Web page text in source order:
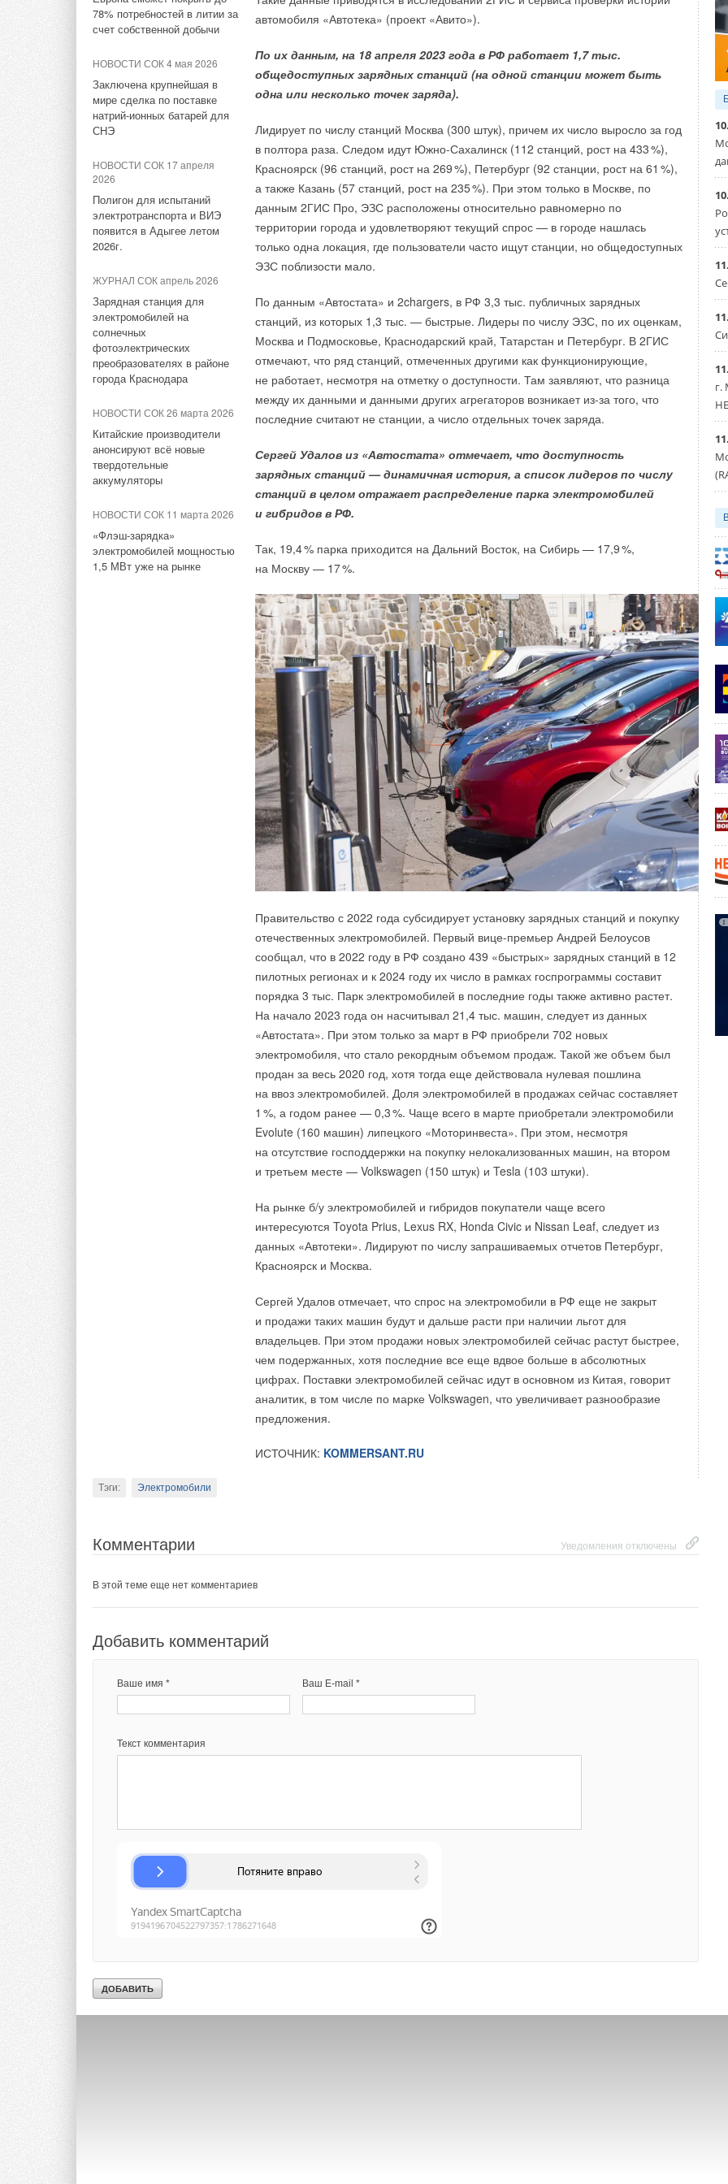
78% потребностей в литии за
счет собственной добычи
НОВОСТИ СОК 4 мая 2026
Заключена крупнейшая в
мире сделка по поставке
натрий-ионных батарей для
СНЭ
НОВОСТИ СОК 17 апреля
2026
Полигон для испытаний
электротранспорта и ВИЭ
появится в Адыгее летом
2026г.
ЖУРНАЛ СОК апрель 2026
Зарядная станция для
электромобилей на
солнечных
фотоэлектрических
преобразователях в районе
города Краснодара
НОВОСТИ СОК 26 марта 2026
Китайские производители
анонсируют всё новые
твердотельные
аккумуляторы
НОВОСТИ СОК 11 марта 2026
«Флэш-зарядка»
электромобилей мощностью
1,5 МВт уже на рынке
автомобиля «Автотека» (проект «Авито»).
По их данным, на 18 апреля 2023 года в РФ работает 1,7 тыс.
общедоступных зарядных станций (на одной станции может быть
одна или несколько точек заряда).
Лидирует по числу станций Москва (300 штук), причем их число выросло за год
в полтора раза. Следом идут Южно-Сахалинск (112 станций, рост на 433%),
Красноярск (96 станций, рост на 269%), Петербург (92 станции, рост на 61%),
а также Казань (57 станций, рост на 235%). При этом только в Москве, по
данным 2ГИС Про, ЭЗС расположены относительно равномерно по
территории города и удовлетворяют текущий спрос — в городе нашлась
только одна локация, где пользователи часто ищут станции, но общедоступных
ЭЗС поблизости мало.
По данным «Автостата» и 2chargers, в РФ 3,3 тыс. публичных зарядных
станций, из которых 1,3 тыс. — быстрые. Лидеры по числу ЭЗС, по их оценкам,
Москва и Подмосковье, Краснодарский край, Татарстан и Петербург. В 2ГИС
отмечают, что ряд станций, отмеченных другими как функционирующие,
не работает, несмотря на отметку о доступности. Там заявляют, что разница
между их данными и данными других агрегаторов возникает из-за того, что
последние считают не станции, а число отдельных точек заряда.
Сергей Удалов из «Автостата» отмечает, что доступность
зарядных станций — динамичная история, а список лидеров по числу
станций в целом отражает распределение парка электромобилей
и гибридов в РФ.
Так, 19,4% парка приходится на Дальний Восток, на Сибирь — 17,9%,
на Москву — 17%.
Правительство с 2022 года субсидирует установку зарядных станций и покупку
отечественных электромобилей. Первый вице-премьер Андрей Белоусов
сообщал, что в 2022 году в РФ создано 439 «быстрых» зарядных станций в 12
пилотных регионах и к 2024 году их число в рамках госпрограммы составит
порядка 3 тыс. Парк электромобилей в последние годы также активно растет.
На начало 2023 года он насчитывал 21,4 тыс. машин, следует из данных
«Автостата». При этом только за март в РФ приобрели 702 новых
электромобиля, что стало рекордным объемом продаж. Такой же объем был
продан за весь 2020 год, хотя тогда еще действовала нулевая пошлина
на ввоз электромобилей. Доля электромобилей в продажах сейчас составляет
1%, а годом ранее — 0,3%. Чаще всего в марте приобретали электромобили
Evolute (160 машин) липецкого «Моторинвеста». При этом, несмотря
на отсутствие господдержки на покупку нелокализованных машин, на втором
и третьем месте — Volkswagen (150 штук) и Tesla (103 штуки).
На рынке б/у электромобилей и гибридов покупатели чаще всего
интересуются Toyota Prius, Lexus RX, Honda Civic и Nissan Leaf, следует из
данных «Автотеки». Лидируют по числу запрашиваемых отчетов Петербург,
Красноярск и Москва.
Сергей Удалов отмечает, что спрос на электромобили в РФ еще не закрыт
и продажи таких машин будут и дальше расти при наличии льгот для
владельцев. При этом продажи новых электромобилей сейчас растут быстрее,
чем подержанных, хотя последние все еще вдвое больше в абсолютных
цифрах. Поставки электромобилей сейчас идут в основном из Китая, говорит
аналитик, в том числе по марке Volkswagen, что увеличивает разнообразие
предложения.
ИСТОЧНИК: KOMMERSANT.RU
Тэги: Электромобили
Уведомления отключены
Комментарии
В этой теме еще нет комментариев
Добавить комментарий
Ваше имя * Ваш E-mail *
Текст комментария
г.
Группа ПОЛИПЛАСТИК
расширила линейку запорно-
НОВОСТИ СОК 7 августа 2026
Energy Regula в новом
диаметре — DN400/350
Запорные клапаны Ридан
холодоснабжения одобрены
сертификатом РМРС
от 150 мм до 2 м, отводы 15,30,45 и 87 гр., тройники 45 и 87 градусов, а также
муфты — двойная и ремонтная (надвижная) и заглушки. На всех изделиях —
Цена на продукцию аналогична трубам серого цвета. Товар в наличии
на складе в РФ. Спрашивайте у Ваших поставщиков.
Тэги: Остендорф Рус
Уведомления отключены
Комментарии
В этой теме еще нет комментариев
Добавить комментарий
Ваше имя * Ваш E-mail *
Текст комментария
Уже через месяц в России
можно будет устанавливать
Новый фирменный магазин
Midea открылся в Сургуте
Aquatherm Almaty 2026:
ключевая платформа для
развития инженерных систем
Центральной Азии
НОВОСТИ СОК 22 июля 2026
ГОСТу с учетом изменений
климата
Проекты по оснащению системами «умный дом» жилых комплексов
церемонии награждения были оглашены победители.
В номинации «КВАРТИРА. ОПТИМУМ» признан лучшим проект
«ТРЕХКОМНАТНАЯ КВАРТИРА В ЖК «ААЛТО» компании IBC Solutions. Кроме
оптимальном бюджете», который достался проекту «ЧАСТНАЯ КВАРТИРА В
ЖК «REDSIDE» компании HDL Automation.
В номинации «КВАРТИРА. ЭЛИТ» награда присуждена сразу двум проектам:
«ПЕНТХАУС В КЛУБНОМ ДОМЕ BRODSKY» компании «Алеф монтаж»
и «ДВУХУРОВНЕВАЯ КВАРТИРА В ЖК «ЗИЛАРТ» компании IBC Solutions.
Также жюри присудилоспециальный приз«Оригинальный функционал
умной квартиры» — его получил проект «УМНАЯ КВАРТИРА» компании
ALFA.
В номинации « ЧАСТНЫЙ ДОМ. ОПТИМУМ» победил проект «БРУСНИЧНЫЙ»
и награждены компании SmartByTech и RoomSolution. Также в номинации
присужден
спецприз за решение для самостоятельной инсталляции—
проекту «ДОМ НА НОВОЙ РИГЕ» от компании MOiO.
Специальный приз в номинации «ЧАСТНЫЙ ДОМ. БИЗНЕС»за
максимальный функционал автоматизации дома и придомовой территории
вручен проекту «РЕЗИДЕНЦИЯ В РЕНЕССАНС ПАРКЕ» Группы Компаний
«СТУДИЯ-ДК».
В номинации « ЧАСТНЫЙ ДОМ. ЭЛИТ» лучшими признаны проекты: «ДВА
ОБЪЕКТА д. ЖУКОВКА» инженерной компании UNECOM и «Умный Дом
от компании ЛИИС» компании Симпл Чардж.
В номинации « ЖИЛОЙ КОМПЛЕКС/ЗДАНИЕ» за проект «ЖИЛОЙ КВАРТАЛ
LUCKY» награждены компании «Алеф монтаж» и iRidi.
Юрий Цеберс, куратор премии Hi-Tech Building Awards: «По традиции
премией Hi-Tech Building Awards награждаются самые интересные проекты.
При оценке учитываются как новизна решения, интерфейс,
функциональные возможности, так и возможность их расширения
в будущем, надежность, техническая поддержка. Стандарты качества
на рынке инсталляционных услуг должны идти в ногу со временем. Каждый
из отмеченных премией проектов имеет большое будущее и, хочется
Итоги премии, а также проекты-победители опубликованы насайтевыставки.
Организатор премии и выставки-форума: компания МИДЭКСПО
Уведомления отключены
Ваше имя *
Текст комментария